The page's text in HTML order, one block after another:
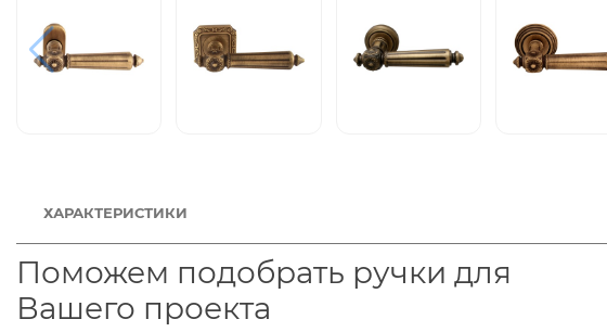
ХАРАКТЕРИСТИКИ
Поможем подобрать ручки для
Вашего проекта